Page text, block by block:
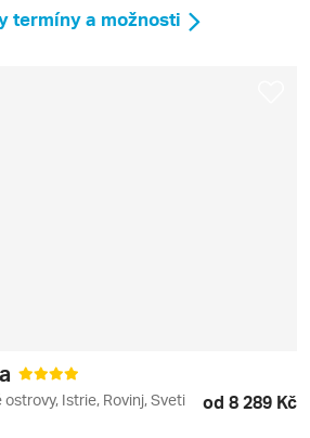
termíny a možnosti
Istrie, Rovinj, Sveti
od 8 289 Kč